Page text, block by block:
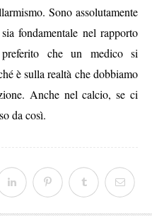
Sono assolutamente
fondamentale nel rapporto
che un medico si
è sulla realtà che dobbiamo
Anche nel calcio, se ci
da così.